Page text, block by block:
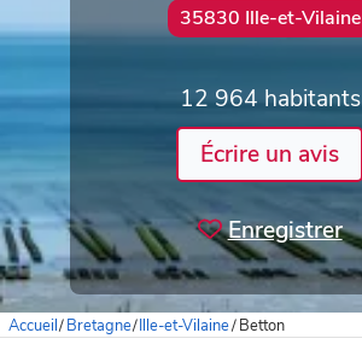
35830 Ille-et-Vilaine
12 964 habitants
Écrire un avis
Enregistrer
Accueil/Bretagne/Ille-et-Vilaine/Betton